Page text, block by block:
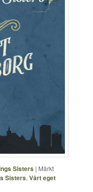
Sisters | Märkt
Sisters,Vårt eget